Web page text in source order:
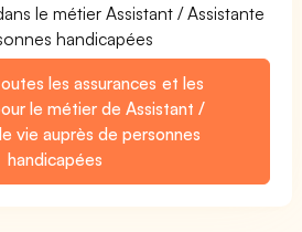
le métier Assistant / Assistante
handicapées
les assurances et les
le métier de Assistant /
vie auprès de personnes
handicapées